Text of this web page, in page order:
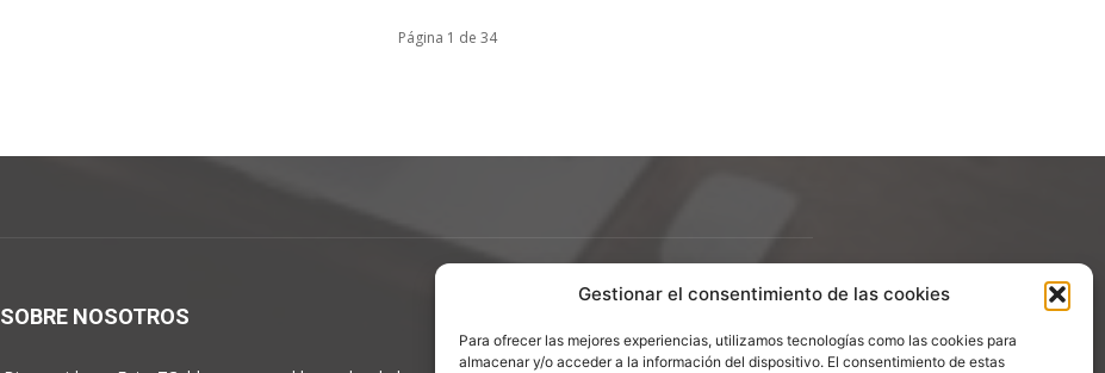
Gestionar el consentimiento de las cookies
Para ofrecer las mejores experiencias, utilizamos tecnologías como las cookies para
almacenar y/o acceder a la información del dispositivo. El consentimiento de estas
Página 1 de 34
SOBRE NOSOTROS